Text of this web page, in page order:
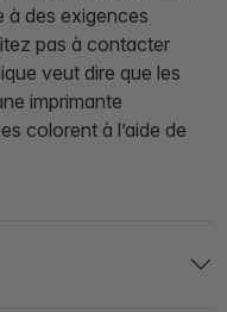
à des exigences
pas à contacter
veut dire que les
imprimante
colorent à l’aide de